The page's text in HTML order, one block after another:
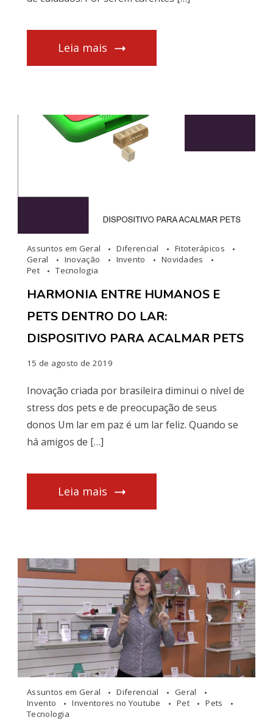
Leia mais
Assuntos em Geral Diferencial
Fitoterápicos
Geral
Inovação Invento
Novidades
Pet
Tecnologia
HARMONIA ENTRE HUMANOS E
PETS DENTRO DO LAR:
DISPOSITIVO PARA ACALMAR PETS
15 de agosto de 2019
Inovação criada por brasileira diminui o nível de
stress dos pets e de preocupação de seus
donos Um lar em paz é um lar feliz. Quando se
há amigos de […]
Leia mais
Assuntos em Geral Diferencial
Geral
Invento
Inventores no Youtube Pet
Pets
Tecnologia